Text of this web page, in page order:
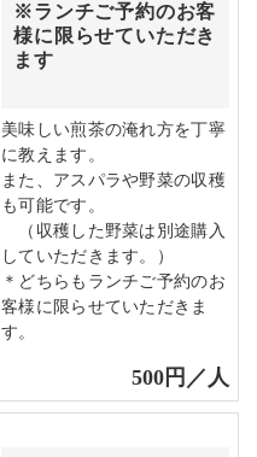
※ランチご予約のお客
様に限らせていただき
ます
美味しい煎茶の淹れ方を丁寧
に教えます。
また、アスパラや野菜の収穫
も可能です。
（収穫した野菜は別途購入
していただきます。）
＊どちらもランチご予約のお
客様に限らせていただきま
す。
500円／人